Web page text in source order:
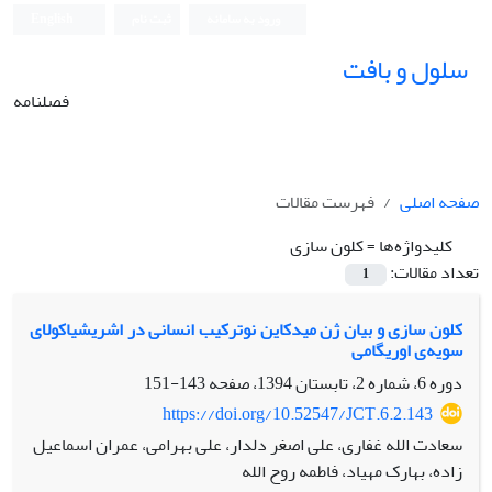
سلول و بافت
فصلنامه
صفحه اصلی
فهرست مقالات
کلیدواژه‌ها =کلون سازی
تعداد مقالات:
1
کلون سازی و بیان ژن میدکاین نوترکیب انسانی در اشریشیاکولای
سویه‌ی اوریگامی
دوره 6، شماره 2، تابستان 1394، صفحه
143-151
https://doi.org/10.52547/JCT.6.2.143
سعادت الله غفاری، علی اصغر دلدار، علی بهرامی، عمران اسماعیل
زاده، بهارک مهیاد، فاطمه روح الله